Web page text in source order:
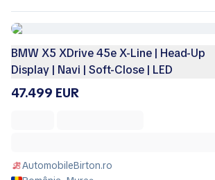
BMW X5 XDrive 45e X-Line | Head-Up
Display | Navi | Soft-Close | LED
47.499 EUR
AutomobileBirton.ro